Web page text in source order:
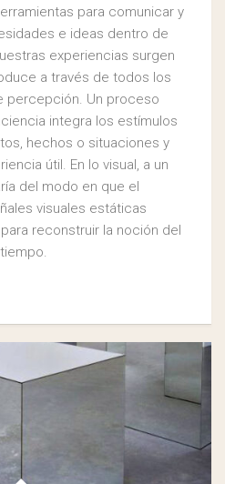
para comunicar y
e ideas dentro de
experiencias surgen
a través de todos los
percepción. Un proceso
integra los estímulos
hechos o situaciones y
útil. En lo visual, a un
del modo en que el
visuales estáticas
reconstruir la noción del